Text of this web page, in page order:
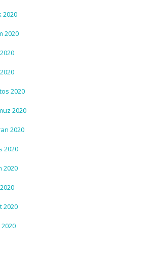
2020
2020
2020
2020
2020
2020
2020
2020